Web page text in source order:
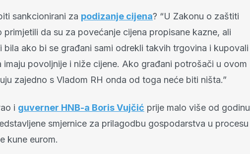
sankcionirani za podizanje cijena? “U Zakonu o zaštiti
primjetili da su za povećanje cijena propisane kazne, ali
bila ako bi se građani sami odrekli takvih trgovina i kupovali
imaju povoljnije i niže cijene. Ako građani potrošači u ovom
zajedno s Vladom RH onda od toga neće biti ništa.”
i guverner HNB-a Boris Vujčić prije malo više od godinu
smjernice za prilagodbu gospodarstva u procesu
kune eurom.